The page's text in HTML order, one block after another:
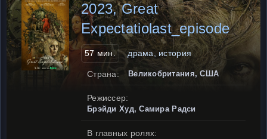
2023, Great
Expectatiolast_episode
57 мин. драма, история
Страна: Великобритания, США
Режиссер:
Брэйди Худ, Самира Радси
В главных ролях: